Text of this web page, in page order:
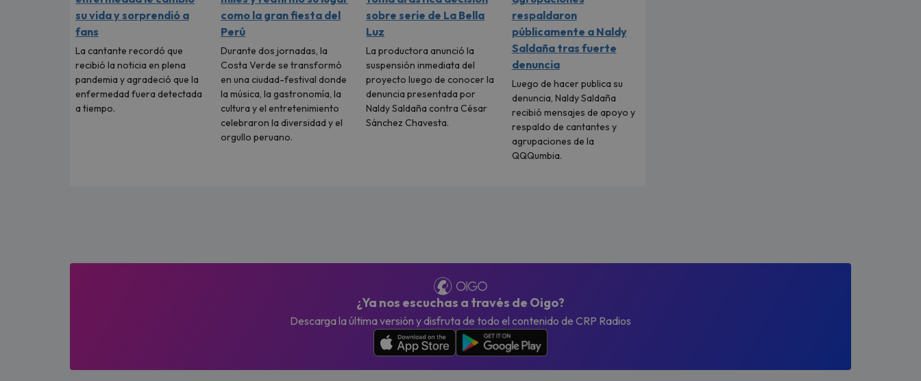
su vida y sorprendió a
fans
La cantante recordó que
recibió la noticia en plena
pandemia y agradeció que la
enfermedad fuera detectada
a tiempo.
como la gran fiesta del
Perú
Durante dos jornadas, la
Costa Verde se transformó
en una ciudad-festival donde
la música, la gastronomía, la
cultura y el entretenimiento
celebraron la diversidad y el
orgullo peruano.
sobre serie de La Bella
Luz
La productora anunció la
suspensión inmediata del
proyecto luego de conocer la
denuncia presentada por
Naldy Saldaña contra César
Sánchez Chavesta.
respaldaron
públicamente a Naldy
Saldaña tras fuerte
denuncia
Luego de hacer publica su
denuncia, Naldy Saldaña
recibió mensajes de apoyo y
respaldo de cantantes y
agrupaciones de la
QQQumbia.
¿Ya nos escuchas a través de Oigo?
Descarga la última versión y disfruta de todo el contenido de CRP Radios